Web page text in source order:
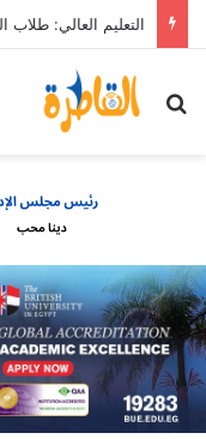
بحث عن